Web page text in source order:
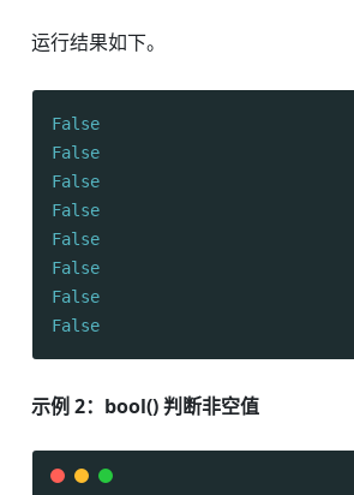
运行结果如下。
False
False
False
False
False
False
False
False
示例 2：bool() 判断非空值